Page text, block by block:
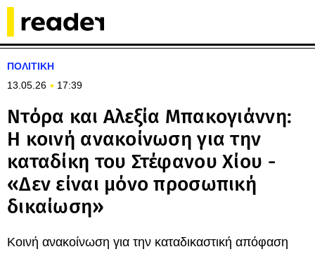
ΠΟΛΙΤΙΚΗ
13.05.26
17:39
Ντόρα και Αλεξία Μπακογιάννη:
Η κοινή ανακοίνωση για την
καταδίκη του Στέφανου Χίου -
«Δεν είναι μόνο προσωπική
δικαίωση»
Κοινή ανακοίνωση για την καταδικαστική απόφαση